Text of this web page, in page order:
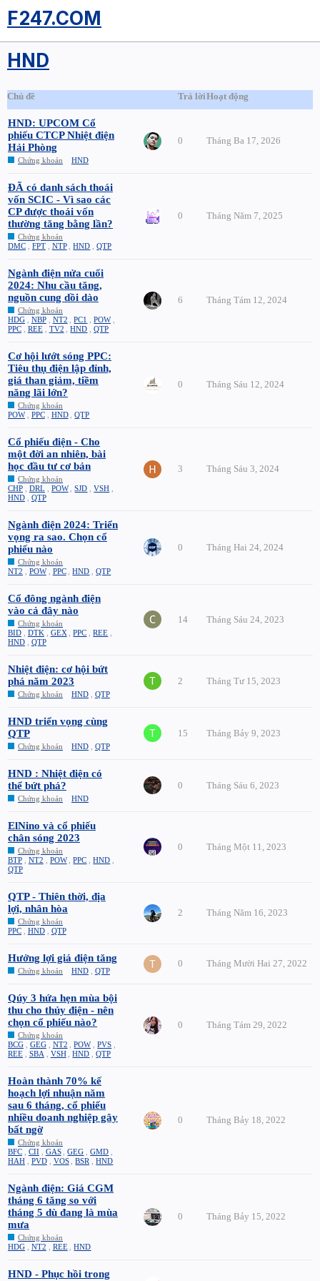
F247.COM
HND
Chủ đề Trả lờiHoạt động
HND: UPCOM Cổ
phiếu CTCP Nhiệt điện
Hải Phòng
Chứng khoán HND
0 Tháng Ba 17, 2026
ĐÃ có danh sách thoái
vốn SCIC - Vì sao các
CP được thoái vốn
thường tăng bằng lần?
Chứng khoán
DMC
FPT NTP ,HND ,QTP
0 Tháng Năm 7, 2025
Ngành điện nửa cuối
2024: Nhu cầu tăng,
nguồn cung dồi dào
Chứng khoán
HDG
NBP NT2 ,PC1 ,POW
PPC
REE TV2 ,HND ,QTP
6 Tháng Tám 12, 2024
Cơ hội lướt sóng PPC:
Tiêu thụ điện lập đỉnh,
giá than giảm, tiềm
năng lãi lớn?
Chứng khoán
POW
PPC HND ,QTP
0 Tháng Sáu 12, 2024
Cổ phiếu điện - Cho
một đời an nhiên, bài
học đầu tư cơ bản
Chứng khoán
CHP
DRL POW ,SJD ,VSH
HND
QTP
3 Tháng Sáu 3, 2024
Ngành điện 2024: Triển
vọng ra sao. Chọn cổ
phiếu nào
Chứng khoán
NT2
POW PPC ,HND ,QTP
0 Tháng Hai 24, 2024
Cổ đông ngành điện
vào cả đây nào
Chứng khoán
BID
DTK GEX ,PPC ,REE
HND
QTP
14 Tháng Sáu 24, 2023
Nhiệt điện: cơ hội bứt
phá năm 2023
Chứng khoán HND QTP
2 Tháng Tư 15, 2023
HND triển vọng cùng
QTP
Chứng khoán HND QTP
15 Tháng Bảy 9, 2023
HND : Nhiệt điện có
thể bứt phá?
Chứng khoán HND
0 Tháng Sáu 6, 2023
ElNino và cổ phiếu
chân sóng 2023
Chứng khoán
BTP
NT2 POW ,PPC ,HND
QTP
0 Tháng Một 11, 2023
QTP - Thiên thời, địa
lợi, nhân hòa
Chứng khoán
PPC
HND QTP
2 Tháng Năm 16, 2023
Hưởng lợi giá điện tăng
Chứng khoán HND QTP
0 Tháng Mười Hai 27, 2022
Qúy 3 hứa hẹn mùa bội
thu cho thủy điện - nên
chọn cổ phiếu nào?
Chứng khoán
BCG
GEG NT2 ,POW ,PVS
REE
SBA VSH ,HND ,QTP
0 Tháng Tám 29, 2022
Hoàn thành 70% kế
hoạch lợi nhuận năm
sau 6 tháng, cổ phiếu
nhiều doanh nghiệp gây
bất ngờ
Chứng khoán
BFC
CII GAS ,GEG ,GMD
HAH
PVD VOS ,BSR ,HND
0 Tháng Bảy 18, 2022
Ngành điện: Giá CGM
tháng 6 tăng so với
tháng 5 dù đang là mùa
mưa
Chứng khoán
HDG
NT2 REE ,HND
0 Tháng Bảy 15, 2022
HND - Phục hồi trong